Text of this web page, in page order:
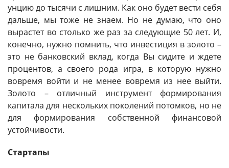
унцию до тысячи с лишним. Как оно будет вести себя
дальше, мы тоже не знаем. Но не думаю, что оно
вырастет во столько же раз за следующие 50 лет. И,
конечно, нужно помнить, что инвестиция в золото –
это не банковский вклад, когда Вы сидите и ждете
процентов, а своего рода игра, в которую нужно
вовремя войти и не менее вовремя из нее выйти.
Золото – отличный инструмент формирования
капитала для нескольких поколений потомков, но не
для формирования собственной финансовой
устойчивости.
Стартапы